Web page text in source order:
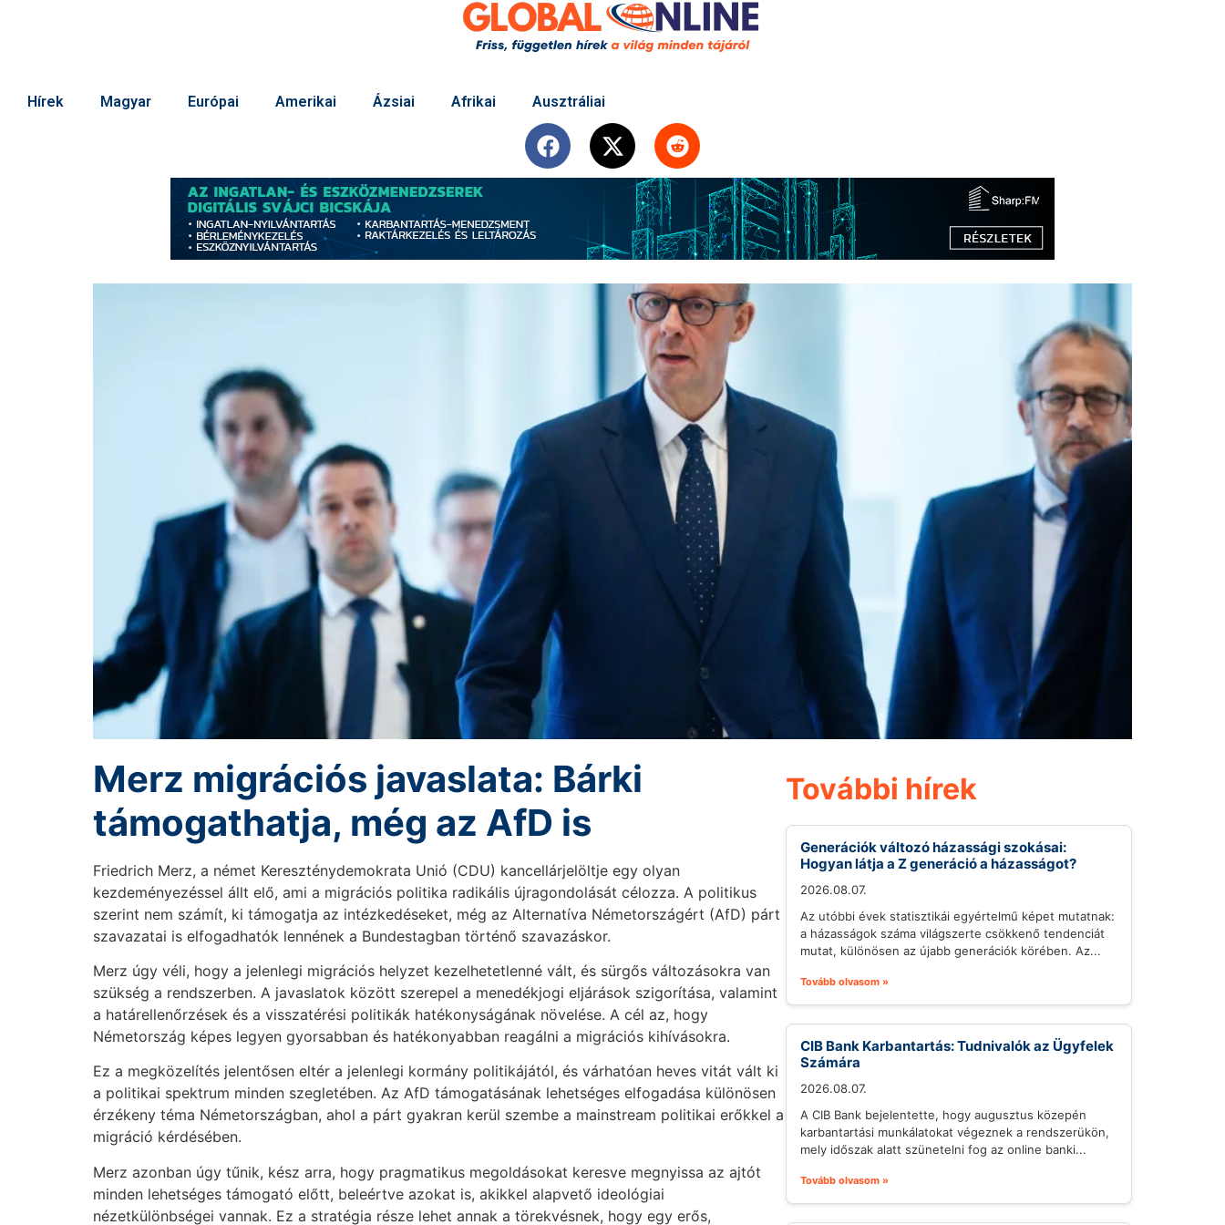
Hírek Magyar Európai Amerikai Ázsiai Afrikai Ausztráliai
Merz migrációs javaslata: Bárki
támogathatja, még az AfD is
Friedrich Merz, a német Kereszténydemokrata Unió (CDU) kancellárjelöltje egy olyan
kezdeményezéssel állt elő, ami a migrációs politika radikális újragondolását célozza. A politikus
szerint nem számít, ki támogatja az intézkedéseket, még az Alternatíva Németországért (AfD) párt
szavazatai is elfogadhatók lennének a Bundestagban történő szavazáskor.
Merz úgy véli, hogy a jelenlegi migrációs helyzet kezelhetetlenné vált, és sürgős változásokra van
szükség a rendszerben. A javaslatok között szerepel a menedékjogi eljárások szigorítása, valamint
a határellenőrzések és a visszatérési politikák hatékonyságának növelése. A cél az, hogy
Németország képes legyen gyorsabban és hatékonyabban reagálni a migrációs kihívásokra.
Ez a megközelítés jelentősen eltér a jelenlegi kormány politikájától, és várhatóan heves vitát vált ki
a politikai spektrum minden szegletében. Az AfD támogatásának lehetséges elfogadása különösen
érzékeny téma Németországban, ahol a párt gyakran kerül szembe a mainstream politikai erőkkel a
migráció kérdésében.
Merz azonban úgy tűnik, kész arra, hogy pragmatikus megoldásokat keresve megnyissa az ajtót
minden lehetséges támogató előtt, beleértve azokat is, akikkel alapvető ideológiai
nézetkülönbségei vannak. Ez a stratégia része lehet annak a törekvésnek, hogy egy erős,
További hírek
Generációk változó házassági szokásai:
Hogyan látja a Z generáció a házasságot?
2026.08.07.
Az utóbbi évek statisztikái egyértelmű képet mutatnak:
a házasságok száma világszerte csökkenő tendenciát
mutat, különösen az újabb generációk körében. Az...
Tovább olvasom »
CIB Bank Karbantartás: Tudnivalók az Ügyfelek
Számára
2026.08.07.
A CIB Bank bejelentette, hogy augusztus közepén
karbantartási munkálatokat végeznek a rendszerükön,
mely időszak alatt szünetelni fog az online banki...
Tovább olvasom »